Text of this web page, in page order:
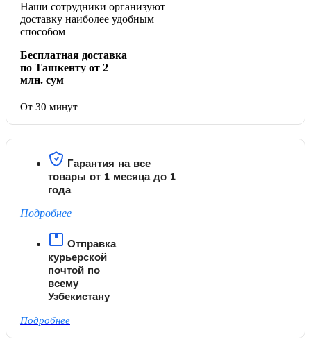
Наши сотрудники организуют
доставку наиболее удобным
способом
Бесплатная доставка
по Ташкенту от 2
млн. сум
От 30 минут
Гарантия на все
товары от 1 месяца до 1
года
Подробнее
Отправка
курьерской
почтой по
всему
Узбекистану
Подробнее